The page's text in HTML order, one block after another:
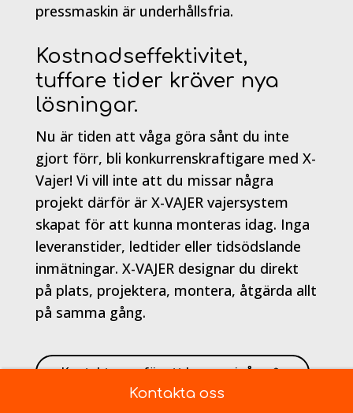
pressmaskin är underhållsfria.
Kostnadseffektivitet,
tuffare tider kräver nya
lösningar.
Nu är tiden att våga göra sånt du inte
gjort förr, bli konkurrenskraftigare med X-
Vajer! Vi vill inte att du missar några
projekt därför är X-VAJER vajersystem
skapat för att kunna monteras idag. Inga
leveranstider, ledtider eller tidsödslande
inmätningar. X-VAJER designar du direkt
på plats, projektera, montera, åtgärda allt
på samma gång.
Kontakta oss för att komma igång
Kontakta oss